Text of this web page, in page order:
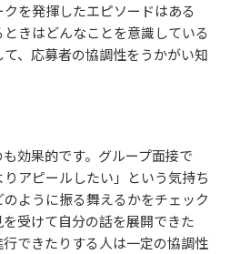
を発揮したエピソードはある
きはどんなことを意識している
、応募者の協調性をうかがい知
効果的です。グループ面接で
アピールしたい」という気持ち
ように振る舞えるかをチェック
受けて自分の話を展開できた
できたりする人は一定の協調性